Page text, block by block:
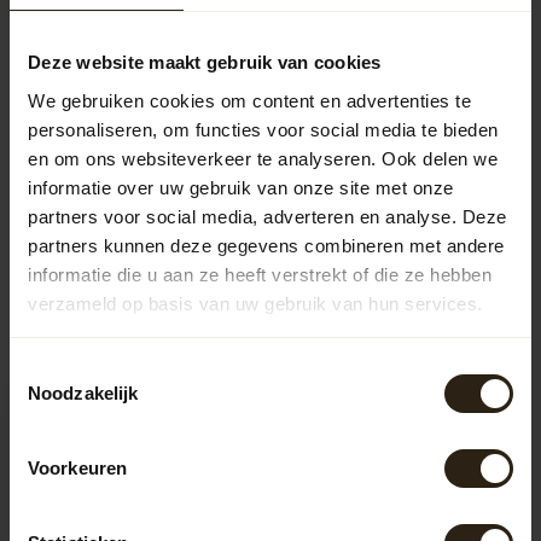
Deze website maakt gebruik van cookies
We gebruiken cookies om content en advertenties te
personaliseren, om functies voor social media te bieden
en om ons websiteverkeer te analyseren. Ook delen we
informatie over uw gebruik van onze site met onze
partners voor social media, adverteren en analyse. Deze
partners kunnen deze gegevens combineren met andere
informatie die u aan ze heeft verstrekt of die ze hebben
verzameld op basis van uw gebruik van hun services.
Noodzakelijk
Voorkeuren
Wijnvat kuip 1/2 "Brandy" -
Vragen over dit product?
Neem gerust contact op met onze klantenservice op
info@barrelatelier.nl
Recent bekeken